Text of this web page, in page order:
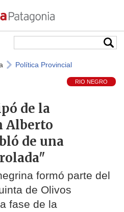
Política Provincial
RIO NEGRO
de la
Alberto
de una
formó parte del
de Olivos
fase de la